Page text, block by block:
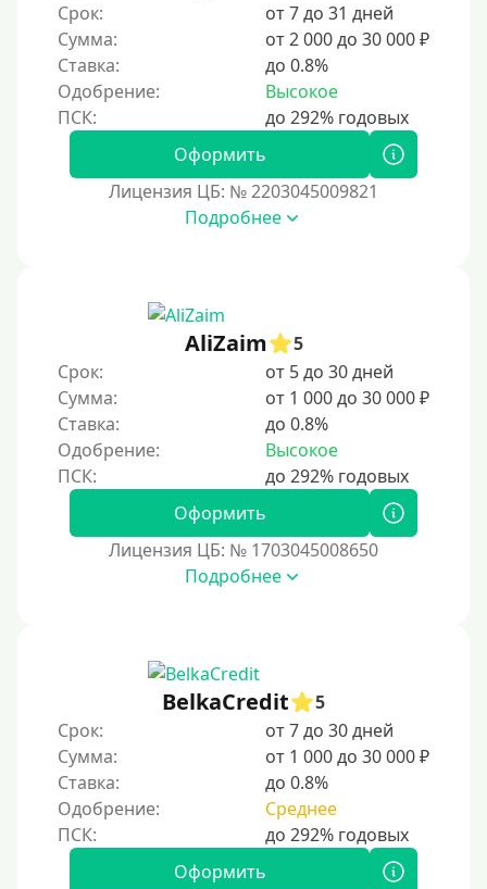
4 месяца
5 месяцев
На полгода
180 дней
5 лет
Краткосрочные
Долгосрочные
Принятие решения
За 1 минуту
За 15 минут
За час
Срочные
Моментальные онлайн
Срок:
от 7 до 31 дней
Сумма:
от 2 000 до 30 000 ₽
Ставка:
до 0.8%
Одобрение:
Высокое
Оформить
Лицензия ЦБ: № 2203045009821
Подробнее
AliZaim
5
Срок:
от 5 до 30 дней
Сумма:
от 1 000 до 30 000 ₽
Ставка:
до 0.8%
Одобрение:
Высокое
Оформить
Лицензия ЦБ: № 1703045008650
Подробнее
BelkaCredit
5
Срок:
от 7 до 30 дней
Сумма:
от 1 000 до 30 000 ₽
Ставка:
до 0.8%
Одобрение:
Среднее
Оформить